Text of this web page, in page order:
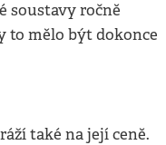
soustavy ročně
to mělo být dokonce
také na její ceně.